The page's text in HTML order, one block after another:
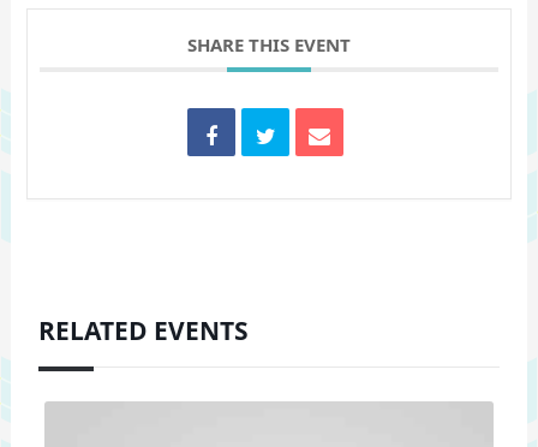
SHARE THIS EVENT
RELATED EVENTS